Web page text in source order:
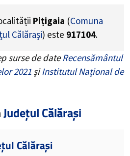
Pițigaia (Comuna
Călărași) este 917104.
surse de dateRecensământul
2021 șiInstitutul Național de
Județul Călărași
Călărași